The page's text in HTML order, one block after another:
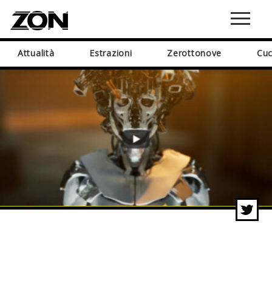
Attualità Estrazioni Zerottonove